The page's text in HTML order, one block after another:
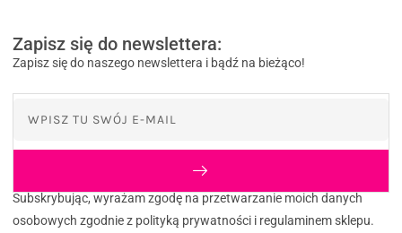
Zapisz się do newslettera:
Zapisz się do naszego newslettera i bądź na bieżąco!
Subskrybując, wyrażam zgodę na przetwarzanie moich danych
osobowych zgodnie z polityką prywatności i regulaminem sklepu.